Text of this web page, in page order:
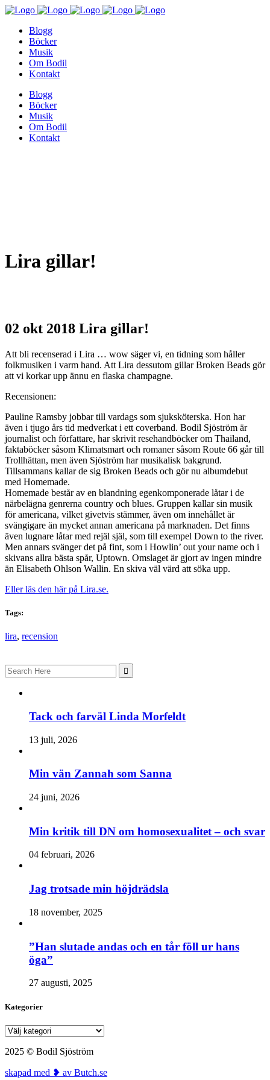
Blogg
Böcker
Musik
Om Bodil
Kontakt
Blogg
Böcker
Musik
Om Bodil
Kontakt
Lira gillar!
02 okt 2018 Lira gillar!
Att bli recenserad i Lira … wow säger vi, en tidning som håller
folkmusiken i varm hand. Att Lira dessutom gillar Broken Beads gör
att vi korkar upp ännu en flaska champagne.
Recensionen:
Pauline Ramsby jobbar till vardags som sjuksköterska. Hon har
även i tjugo års tid medverkat i ett coverband. Bodil Sjöström är
journalist och författare, har skrivit resehandböcker om Thailand,
faktaböcker såsom Klimatsmart och romaner såsom Route 66 går till
Trollhättan, men även Sjöström har musikalisk bakgrund.
Tillsammans kallar de sig Broken Beads och gör nu albumdebut
med Homemade.
Homemade består av en blandning egenkomponerade låtar i de
närbelägna genrerna country och blues. Gruppen kallar sin musik
för americana, vilket givetvis stämmer, även om innehållet är
svängigare än mycket annan americana på marknaden. Det finns
även lugnare låtar med rejäl själ, som till exempel Down to the river.
Men annars svänger det på fint, som i Howlin’ out your name och i
skivans allra bästa spår, Uptown. Omslaget är gjort av ingen mindre
än Elisabeth Ohlson Wallin. En skiva väl värd att söka upp.
Eller läs den här på Lira.se.
Tags:
lira, recension
Search
for:
Tack och farväl Linda Morfeldt
13 juli, 2026
Min vän Zannah som Sanna
24 juni, 2026
Min kritik till DN om homosexualitet – och svar
04 februari, 2026
Jag trotsade min höjdrädsla
18 november, 2025
”Han slutade andas och en tår föll ur hans
öga”
27 augusti, 2025
Kategorier
Kategorier
2025 © Bodil Sjöström
skapad med ❥ av Butch.se